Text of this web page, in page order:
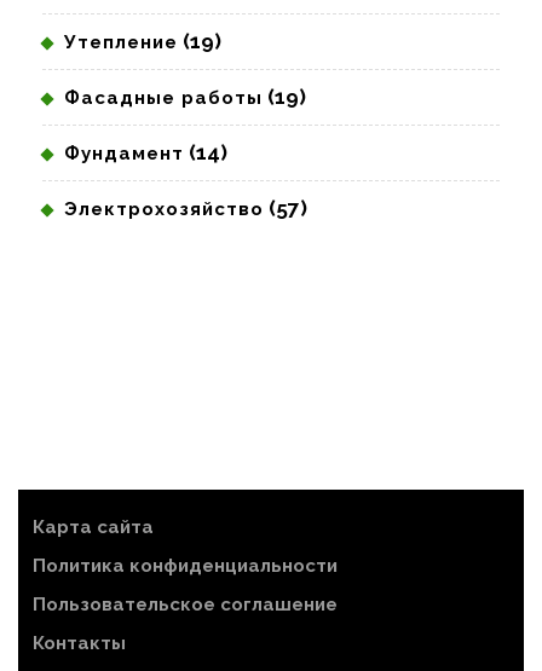
Утепление (19)
Фасадные работы (19)
Фундамент (14)
Электрохозяйство (57)
Карта сайта
Политика конфиденциальности
Пользовательское соглашение
Контакты